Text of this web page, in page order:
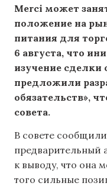
Merci может
положение на
питания для
6 августа, что
изучение
предложили
обязательств»,
совета.
В совете
предварительный
к выводу, что она
того сильные